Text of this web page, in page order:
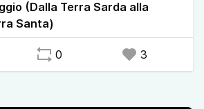
(Dalla Terra Sarda alla
Santa)
0 3